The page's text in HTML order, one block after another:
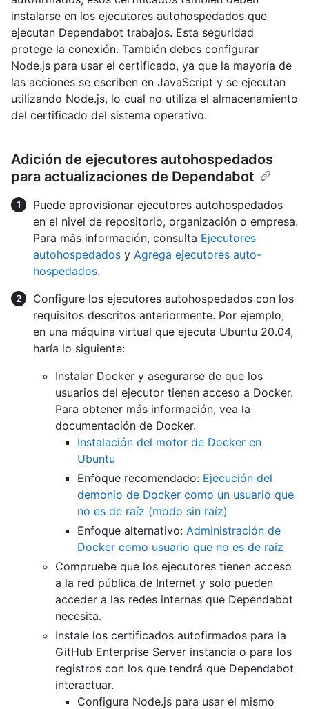
instalarse en los ejecutores autohospedados que
ejecutan Dependabot trabajos. Esta seguridad
protege la conexión. También debes configurar
Node.js para usar el certificado, ya que la mayoría de
las acciones se escriben en JavaScript y se ejecutan
utilizando Node.js, lo cual no utiliza el almacenamiento
del certificado del sistema operativo.
Adición de ejecutores autohospedados
para actualizaciones de Dependabot
Puede aprovisionar ejecutores autohospedados
en el nivel de repositorio, organización o empresa.
Para más información, consulta Ejecutores
autohospedados y Agrega ejecutores auto-
hospedados.
Configure los ejecutores autohospedados con los
requisitos descritos anteriormente. Por ejemplo,
en una máquina virtual que ejecuta Ubuntu 20.04,
haría lo siguiente:
Instalar Docker y asegurarse de que los
usuarios del ejecutor tienen acceso a Docker.
Para obtener más información, vea la
documentación de Docker.
Instalación del motor de Docker en
Ubuntu
Enfoque recomendado: Ejecución del
demonio de Docker como un usuario que
no es de raíz (modo sin raíz)
Enfoque alternativo: Administración de
Docker como usuario que no es de raíz
Compruebe que los ejecutores tienen acceso
a la red pública de Internet y solo pueden
acceder a las redes internas que Dependabot
necesita.
Instale los certificados autofirmados para la
GitHub Enterprise Server instancia o para los
registros con los que tendrá que Dependabot
interactuar.
Configura Node.js para usar el mismo